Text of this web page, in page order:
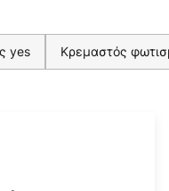
yes Κρεμαστός